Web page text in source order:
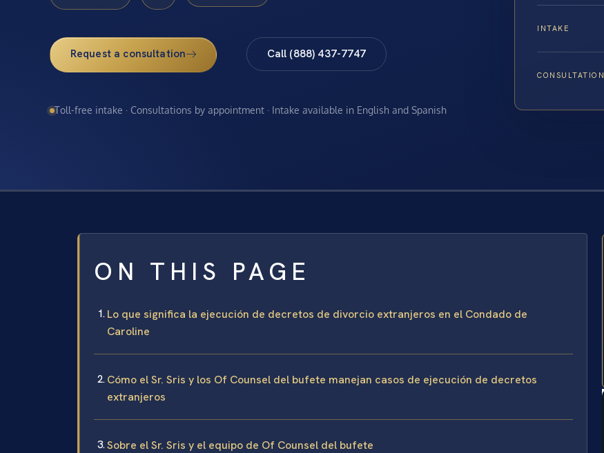
Request a consultation Call (888) 437-7747
Toll-free intake · Consultations by appointment · Intake available in English and Spanish
INTAKE
CONSULTATION
ON THIS PAGE
Lo que significa la ejecución de decretos de divorcio extranjeros en el Condado de
Caroline
Cómo el Sr. Sris y los Of Counsel del bufete manejan casos de ejecución de decretos
extranjeros
Sobre el Sr. Sris y el equipo de Of Counsel del bufete